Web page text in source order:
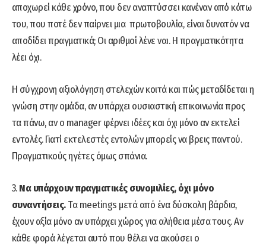
αποχωρεί κάθε χρόνο, που δεν αναπτύσσει κανέναν από κάτω
του, που ποτέ δεν παίρνει μια πρωτοβουλία, είναι δυνατόν να
αποδίδει πραγματικά; Οι αριθμοί λένε ναι. Η πραγματικότητα
λέει όχι.
Η σύγχρονη αξιολόγηση στελεχών κοιτά και πώς μεταδίδεται η
γνώση στην ομάδα, αν υπάρχει ουσιαστική επικοινωνία προς
τα πάνω, αν ο manager φέρνει ιδέες και όχι μόνο αν εκτελεί
εντολές. Γιατί εκτελεστές εντολών μπορείς να βρεις παντού.
Πραγματικούς ηγέτες όμως σπάνια.
3.Να υπάρχουν πραγματικές συνομιλίες, όχι μόνο
συναντήσεις.Τα meetings μετά από ένα δύσκολη βάρδια,
έχουν αξία μόνο αν υπάρχει χώρος για αλήθεια μέσα τους. Αν
κάθε φορά λέγεται αυτό που θέλει να ακούσει ο